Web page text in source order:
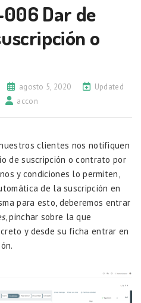
Dar de
o
agosto 5, 2020
Updated
accon
clientes nos notifiquen
de suscripción o contrato por
y condiciones lo permiten,
de la suscripción en
para esto, deberemos entrar
, pinchar sobre la que
y desde su ficha entrar en